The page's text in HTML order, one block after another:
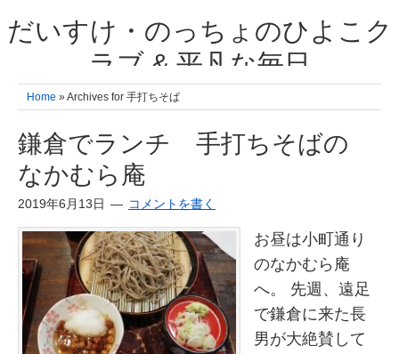
だいすけ・のっちょのひよこク
ラブ & 平凡な毎日
我が家の3人のひよこ成長日記と雑記 何十年後かに、大きくなったひよ
こ達とこの成長記を読み返すことを夢見て。& 3児ママの平凡日記 日々
Home » Archives for 手打ちそば
鎌倉でランチ 手打ちそばの
なかむら庵
2019年6月13日 コメントを書く
お昼は小町通り
のなかむら庵
へ。 先週、遠足
で鎌倉に来た長
男が大絶賛して